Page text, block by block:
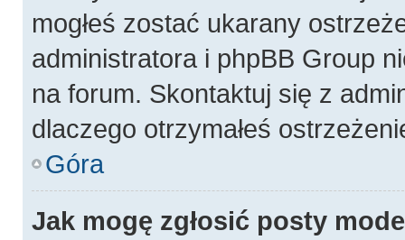
mogłeś zostać ukarany
administratora i phpBB Group
na forum. Skontaktuj się z
dlaczego otrzymałeś
Góra
Jak mogę zgłosić posty